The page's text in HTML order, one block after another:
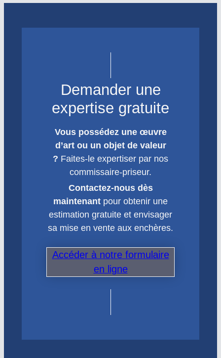
Demander une
expertise gratuite
Vous possédez une œuvre
d’art ou un objet de valeur
? Faites-le expertiser par nos
commissaire-priseur.
Contactez-nous dès
maintenant pour obtenir une
estimation gratuite et envisager
sa mise en vente aux enchères.
Accéder à notre formulaire
en ligne